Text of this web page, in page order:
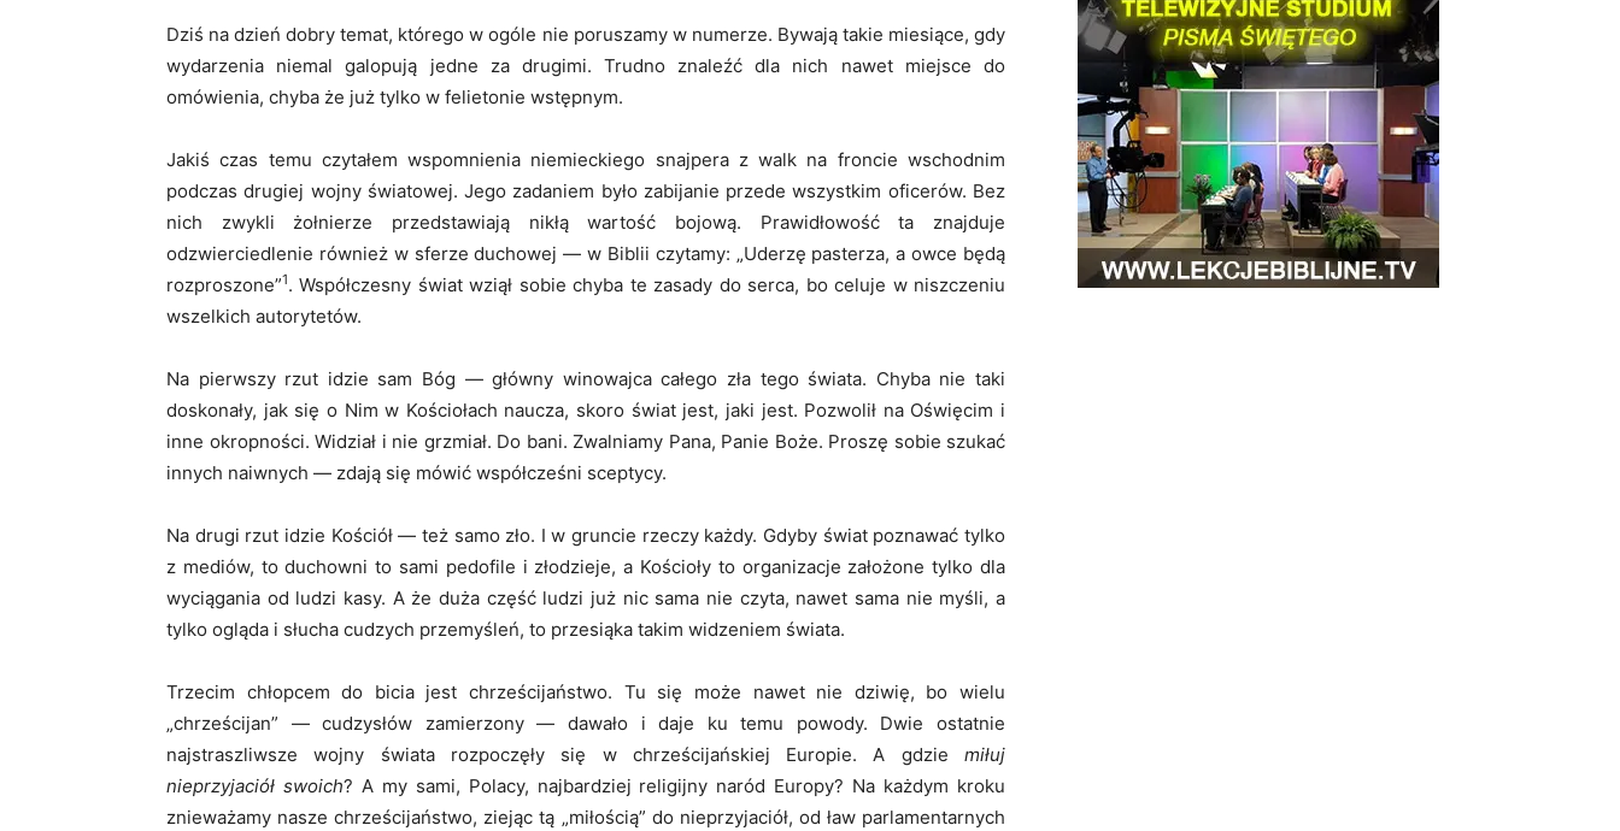
Dziś na dzień dobry temat, którego w ogóle nie poruszamy w numerze. Bywają takie miesiące, gdy
wydarzenia niemal galopują jedne za drugimi. Trudno znaleźć dla nich nawet miejsce do
omówienia, chyba że już tylko w felietonie wstępnym.
Jakiś czas temu czytałem wspomnienia niemieckiego snajpera z walk na froncie wschodnim
podczas drugiej wojny światowej. Jego zadaniem było zabijanie przede wszystkim oficerów. Bez
nich zwykli żołnierze przedstawiają nikłą wartość bojową. Prawidłowość ta znajduje
odzwierciedlenie również w sferze duchowej — w Biblii czytamy: „Uderzę pasterza, a owce będą
rozproszone”1. Współczesny świat wziął sobie chyba te zasady do serca, bo celuje w niszczeniu
wszelkich autorytetów.
Na pierwszy rzut idzie sam Bóg — główny winowajca całego zła tego świata. Chyba nie taki
doskonały, jak się o Nim w Kościołach naucza, skoro świat jest, jaki jest. Pozwolił na Oświęcim i
inne okropności. Widział i nie grzmiał. Do bani. Zwalniamy Pana, Panie Boże. Proszę sobie szukać
innych naiwnych — zdają się mówić współcześni sceptycy.
Na drugi rzut idzie Kościół — też samo zło. I w gruncie rzeczy każdy. Gdyby świat poznawać tylko
z mediów, to duchowni to sami pedofile i złodzieje, a Kościoły to organizacje założone tylko dla
wyciągania od ludzi kasy. A że duża część ludzi już nic sama nie czyta, nawet sama nie myśli, a
tylko ogląda i słucha cudzych przemyśleń, to przesiąka takim widzeniem świata.
Trzecim chłopcem do bicia jest chrześcijaństwo. Tu się może nawet nie dziwię, bo wielu
„chrześcijan” — cudzysłów zamierzony — dawało i daje ku temu powody. Dwie ostatnie
najstraszliwsze wojny świata rozpoczęły się w chrześcijańskiej Europie. A gdzie miłuj
nieprzyjaciół swoich? A my sami, Polacy, najbardziej religijny naród Europy? Na każdym kroku
znieważamy nasze chrześcijaństwo, ziejąc tą „miłością” do nieprzyjaciół, od ław parlamentarnych